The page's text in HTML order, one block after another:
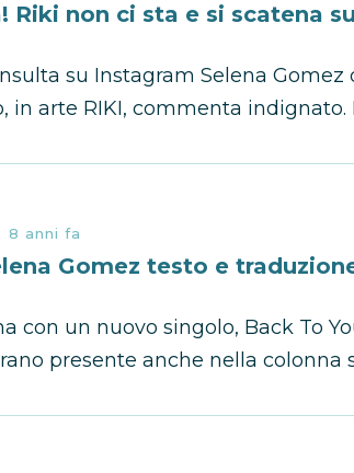
Riki non ci sta e si scatena
su Instagram Selena
in arte RIKI, commenta indignato.
8 anni fa
Gomez testo e
con un nuovo singolo, Back To
presente anche nella colonna